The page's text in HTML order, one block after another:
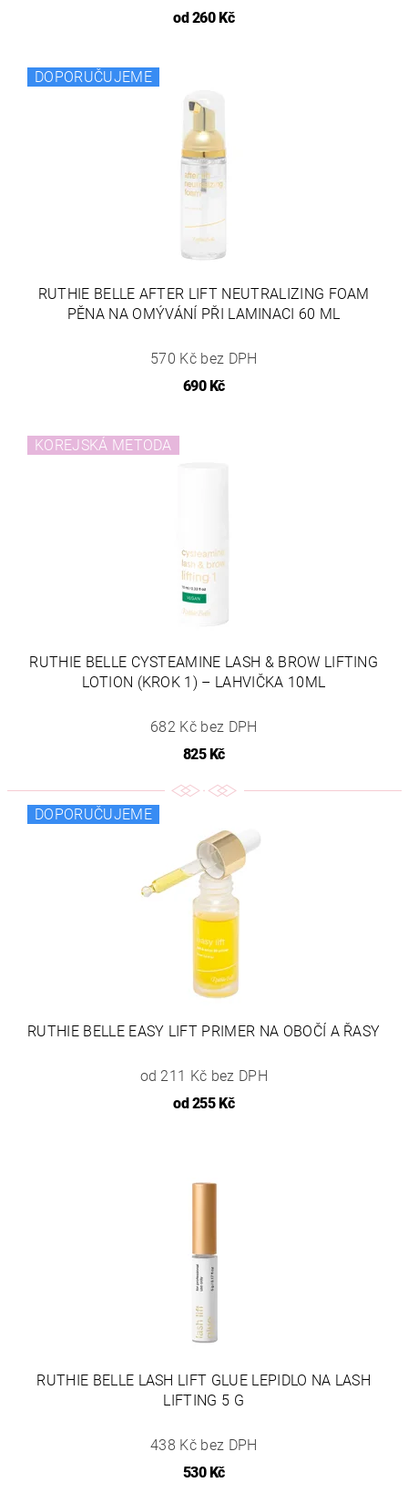
od260 Kč
DOPORUČUJEME
RUTHIE BELLE AFTER LIFT NEUTRALIZING FOAM
PĚNA NA OMÝVÁNÍ PŘI LAMINACI 60 ML
570 Kč bez DPH
690 Kč
KOREJSKÁ METODA
RUTHIE BELLE CYSTEAMINE LASH & BROW LIFTING
LOTION (KROK 1) – LAHVIČKA 10ML
682 Kč bez DPH
825 Kč
DOPORUČUJEME
RUTHIE BELLE EASY LIFT PRIMER NA OBOČÍ A ŘASY
od 211 Kč bez DPH
od 255 Kč
RUTHIE BELLE LASH LIFT GLUE LEPIDLO NA LASH
LIFTING 5 G
438 Kč bez DPH
530 Kč